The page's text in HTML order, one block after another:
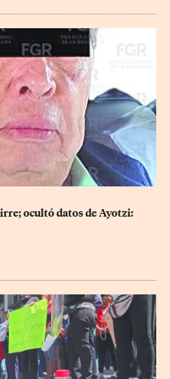
ocultó datos de Ayotzi: